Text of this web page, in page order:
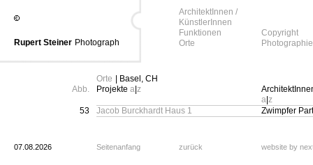
Rupert Steiner Photograph
ArchitektInnen /
KünstlerInnen
Funktionen
Orte
Copyright
Photographie
Orte
| Basel, CH
Abb.
Projekte a z
a z
53
Jacob Burckhardt Haus 1 Zwimpfer
07.08.2026 Seitenanfang zurück website by